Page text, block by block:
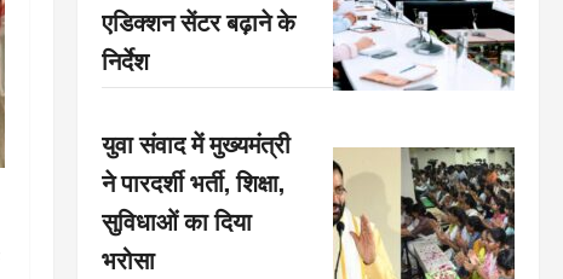
एडिक्शन सेंटर बढ़ाने के
निर्देश
युवा संवाद में मुख्यमंत्री
ने पारदर्शी भर्ती, शिक्षा,
सुविधाओं का दिया
भरोसा